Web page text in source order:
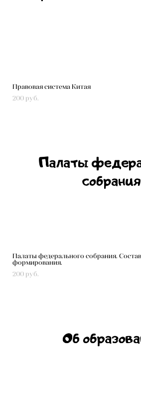
Правовая система Китая
200 pуб.
Палаты федерального собрания.
формирования.
200 pуб.